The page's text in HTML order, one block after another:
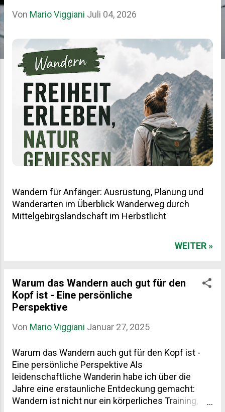
Von Mario Viggiani Juli 04, 2026
Wandern für Anfänger: Ausrüstung, Planung und
Wanderarten im Überblick Wanderweg durch
Mittelgebirgslandschaft im Herbstlicht
WEITER »
Warum das Wandern auch gut für den
Kopf ist - Eine persönliche
Perspektive
Von Mario Viggiani Januar 27, 2025
Warum das Wandern auch gut für den Kopf ist -
Eine persönliche Perspektive Als
leidenschaftliche Wanderin habe ich über die
Jahre eine erstaunliche Entdeckung gemacht:
Wandern ist nicht nur ein körperliches Training,